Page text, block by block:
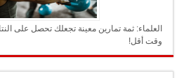
العلماء: ثمة تمارين معينة تجعلك تحصل على
وقت أقل!